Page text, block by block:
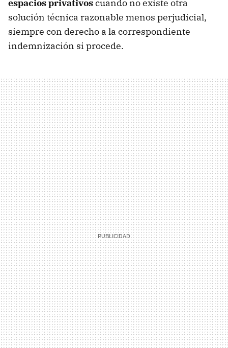
espacios privativoscuando no existe otra
solución técnica razonable menos perjudicial,
siempre con derecho a la correspondiente
indemnización si procede.